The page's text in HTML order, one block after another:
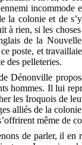
la colonie et de
rien, si les
de la
et
des pelleteries.
Dénonville
hommes. Il lui
les Iroquois de
alliés de la
même de
de parler, il